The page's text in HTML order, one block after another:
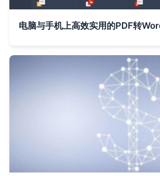
电脑与手机上高效实用的PDF转